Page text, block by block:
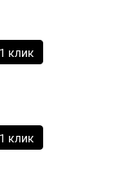
клик
клик